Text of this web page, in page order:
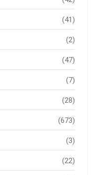
(41)
(2)
(47)
(7)
(28)
(673)
(3)
(22)